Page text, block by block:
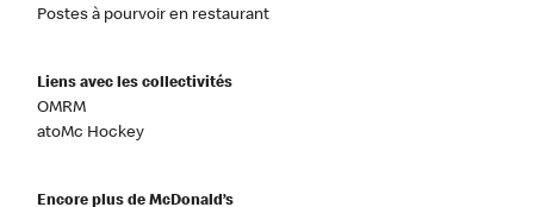
Postes à pourvoir en restaurant
Liens avec les collectivités
OMRM
atoMc Hockey
Encore plus de McDonald’s